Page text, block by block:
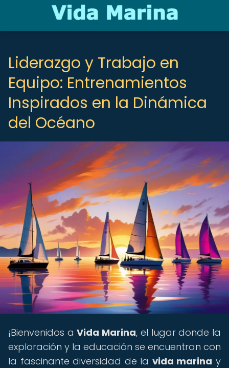
Liderazgo y Trabajo en
Equipo: Entrenamientos
Inspirados en la Dinámica
del Océano
¡Bienvenidos aVida Marina, el lugar donde la
exploración y la educación se encuentran con
la fascinante diversidad de la vida marina y